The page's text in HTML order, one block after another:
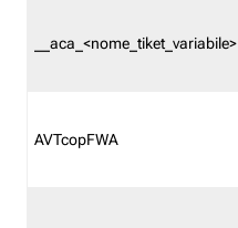
__aca_<nome_tiket_variabile>
AVTcopFWA